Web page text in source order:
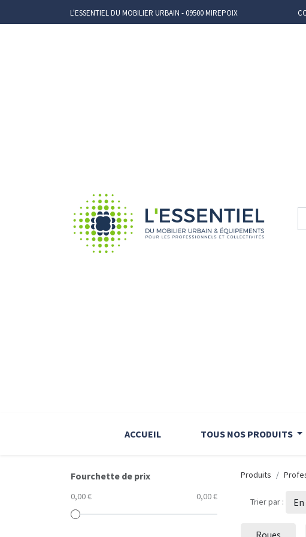
L'ESSENTIEL DU MOBILIER URBAIN - 09500 MIREPOIX
ACCUEIL TOUS NOS PRODUITS
Fourchette de prix
0,00 € 0,00 €
Produits
Trier par :
Roues